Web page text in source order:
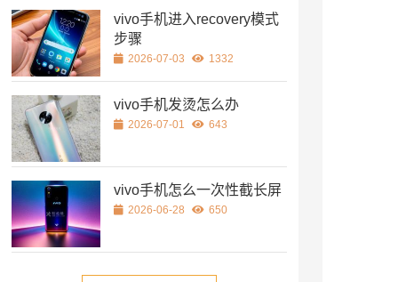
vivo手机进入recovery模式
步骤
2026-07-03 1332
vivo手机发烫怎么办
2026-07-01 643
vivo手机怎么一次性截长屏
2026-06-28 650